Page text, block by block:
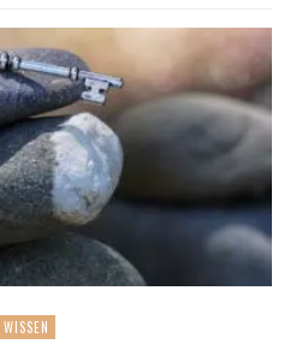
WISSEN